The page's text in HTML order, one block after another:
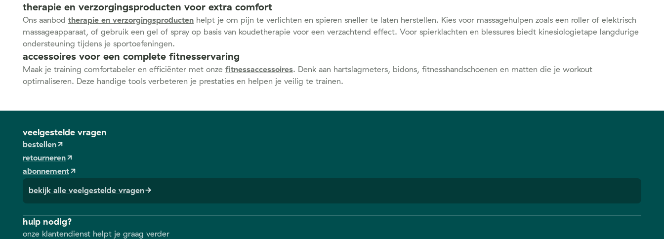
therapie en verzorgingsproducten voor extra comfort
Ons aanbod therapie en verzorgingsproducten helpt je om pijn te verlichten en spieren sneller te laten herstellen. Kies voor massagehulpen zoals een roller of elektrisch
massageapparaat, of gebruik een gel of spray op basis van koudetherapie voor een verzachtend effect. Voor spierklachten en blessures biedt kinesiologietape langdurige
ondersteuning tijdens je sportoefeningen.
accessoires voor een complete fitnesservaring
Maak je training comfortabeler en efficiënter met onze fitnessaccessoires. Denk aan hartslagmeters, bidons, fitnesshandschoenen en matten die je workout
optimaliseren. Deze handige tools verbeteren je prestaties en helpen je veilig te trainen.
veelgestelde vragen
bestellen
retourneren
abonnement
bekijk alle veelgestelde vragen
hulp nodig?
onze klantendienst helpt je graag verder